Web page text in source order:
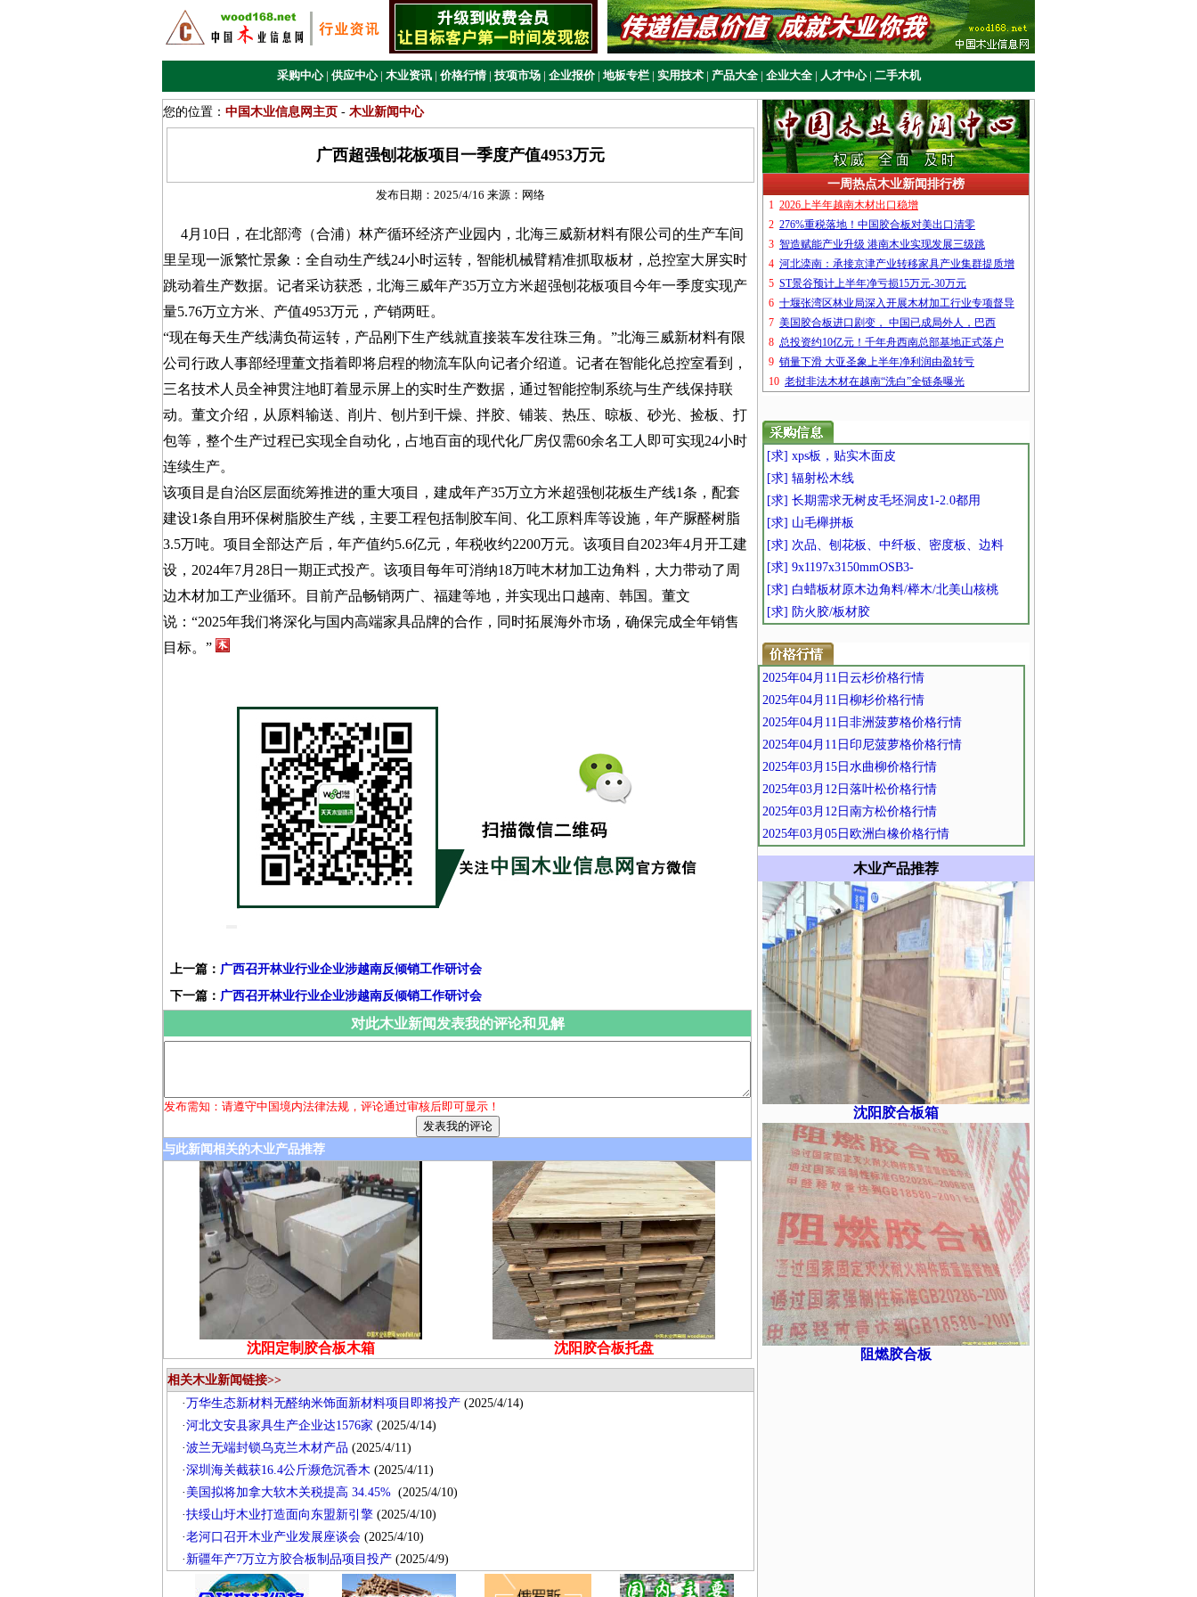
采购中心 | 供应中心 | 木业资讯 | 价格行情 | 技项市场 | 企业报价 | 地板专栏 | 实用技术 | 产品大全 | 企业大全 | 人才中心 | 二手木机
您的位置： 中国木业信息网主页 - 木业新闻中心
广西超强刨花板项目一季度产值4953万元
发布日期： 2025/4/16 来源： 网络
4月10日，在北部湾（合浦）林产循环经济产业园内，北海三威新材料有限公司的生产车间
里呈现一派繁忙景象：全自动生产线24小时运转，智能机械臂精准抓取板材，总控室大屏实时
跳动着生产数据。记者采访获悉，北海三威年产35万立方米超强刨花板项目今年一季度实现产
量5.76万立方米、产值4953万元，产销两旺。
“现在每天生产线满负荷运转，产品刚下生产线就直接装车发往珠三角。”北海三威新材料有限
公司行政人事部经理董文指着即将启程的物流车队向记者介绍道。记者在智能化总控室看到，
三名技术人员全神贯注地盯着显示屏上的实时生产数据，通过智能控制系统与生产线保持联
动。董文介绍，从原料输送、削片、刨片到干燥、拌胶、铺装、热压、晾板、砂光、捡板、打
包等，整个生产过程已实现全自动化，占地百亩的现代化厂房仅需60余名工人即可实现24小时
连续生产。
该项目是自治区层面统筹推进的重大项目，建成年产35万立方米超强刨花板生产线1条，配套
建设1条自用环保树脂胶生产线，主要工程包括制胶车间、化工原料库等设施，年产脲醛树脂
3.5万吨。项目全部达产后，年产值约5.6亿元，年税收约2200万元。该项目自2023年4月开工建
设，2024年7月28日一期正式投产。该项目每年可消纳18万吨木材加工边角料，大力带动了周
边木材加工产业循环。目前产品畅销两广、福建等地，并实现出口越南、韩国。董文
说：“2025年我们将深化与国内高端家具品牌的合作，同时拓展海外市场，确保完成全年销售
目标。”
上一篇： 广西召开林业行业企业涉越南反倾销工作研讨会
下一篇： 广西召开林业行业企业涉越南反倾销工作研讨会
对此木业新闻发表我的评论和见解
发布需知：请遵守中国境内法律法规，评论通过审核后即可显示！
与此新闻相关的木业产品推荐
沈阳定制胶合板木箱 沈阳胶合板托盘
相关木业新闻链接>>
·万华生态新材料无醛纳米饰面新材料项目即将投产(2025/4/14)
·河北文安县家具生产企业达1576家 (2025/4/14)
·波兰无端封锁乌克兰木材产品 (2025/4/11)
·深圳海关截获16.4公斤濒危沉香木 (2025/4/11)
· 美国拟将加拿大软木关税提高 34.45% (2025/4/10)
·扶绥山圩木业打造面向东盟新引擎(2025/4/10)
·老河口召开木业产业发展座谈会(2025/4/10)
· 新疆年产7万立方胶合板制品项目投产(2025/4/9)
[求] xps板，贴实木面皮
[求] 辐射松木线
[求] 长期需求无树皮毛坯洞皮1-2.0都用
[求] 山毛櫸拼板
[求] 次品、刨花板、中纤板、密度板、边料
[求] 9x1197x3150mmOSB3-
[求] 白蜡板材原木边角料/榉木/北美山核桃
[求] 防火胶/板材胶
2025年04月11日云杉价格行情
2025年04月11日柳杉价格行情
2025年04月11日非洲菠萝格价格行情
2025年04月11日印尼菠萝格价格行情
2025年03月15日水曲柳价格行情
2025年03月12日落叶松价格行情
2025年03月12日南方松价格行情
2025年03月05日欧洲白橡价格行情
木业产品推荐
沈阳胶合板箱
阻燃胶合板